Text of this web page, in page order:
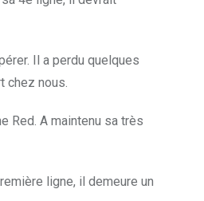
Il a perdu quelques
chez nous.
Red. A maintenu sa très
ligne, il demeure un